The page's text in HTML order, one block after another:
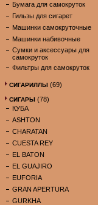
Бумага для самокруток
Гильзы для сигарет
Машинки самокруточные
Машинки набивочные
Сумки и аксессуары для
самокруток
Фильтры для самокруток
СИГАРИЛЛЫ (69)
СИГАРЫ (78)
КУБА
ASHTON
CHARATAN
CUESTA REY
EL BATON
EL GUAJIRO
EUFORIA
GRAN APERTURA
GURKHA